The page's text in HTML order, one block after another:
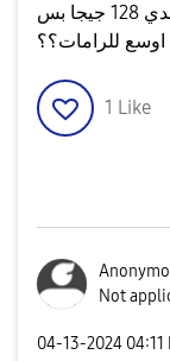
بس
للرامات؟؟
1 Like
Not
‎04-13-2024 04:11